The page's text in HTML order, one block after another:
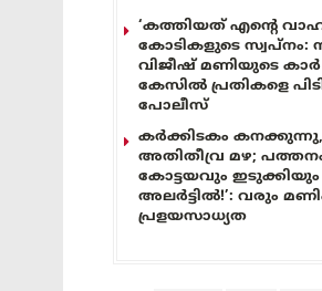
‘കത്തിയത് എന്റെ
കോടികളുടെ സ്വപ്നം:
വിജീഷ് മണിയുടെ കാർ
കേസിൽ പ്രതികളെ
പോലീസ്
കർക്കിടകം കനക്കുന്നു,
അതിതീവ്ര മഴ;
കോട്ടയവും
അലർട്ടിൽ!’: വരും
പ്രളയസാധ്യത